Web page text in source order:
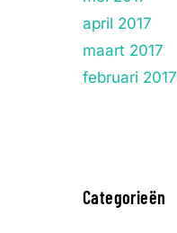
april 2017
maart 2017
februari 2017
Categorieën